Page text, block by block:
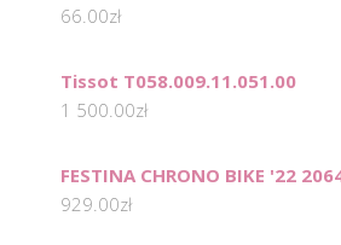
66.00zł
Tissot T058.009.11.051.00
1 500.00zł
FESTINA CHRONO BIKE '22
929.00zł